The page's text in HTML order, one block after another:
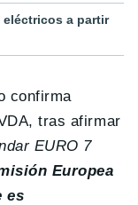
eléctricos a partir
confirma
tras afirmar
EURO 7
Europea
es